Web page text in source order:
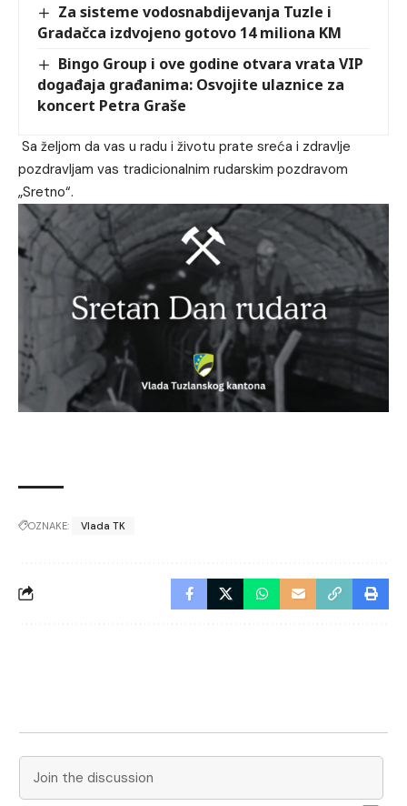
Za sisteme vodosnabdijevanja Tuzle i
Gradačca izdvojeno gotovo 14 miliona KM
Bingo Group i ove godine otvara vrata VIP
događaja građanima: Osvojite ulaznice za
koncert Petra Graše
Sa željom da vas u radu i životu prate sreća i zdravlje
pozdravljam vas tradicionalnim rudarskim pozdravom
„Sretno“.
OZNAKE: Vlada TK